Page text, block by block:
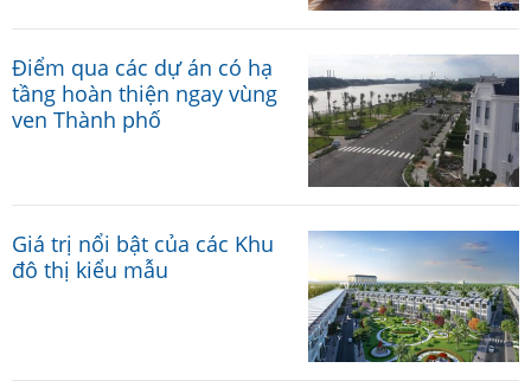
Điểm qua các dự án có hạ
tầng hoàn thiện ngay vùng
ven Thành phố
Giá trị nổi bật của các Khu
đô thị kiểu mẫu